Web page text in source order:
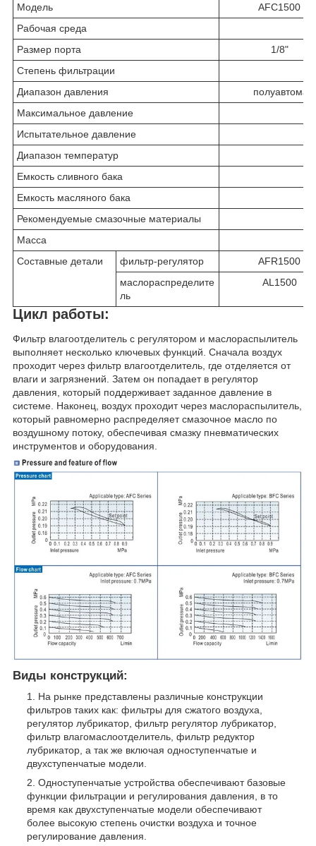
Модель
AFC1500
Рабочая среда
Размер порта
1/8"
Степень фильтрации
Диапазон давления
Максимальное давление
Испытательное давление
Диапазон температур
Емкость сливного бака
Емкость масляного бака
Рекомендуемые смазочные материалы
Масса
Составные детали
фильтр-регулятор
AFR1500
маслораспределите
ль
AL1500
Цикл работы:
Фильтр влагоотделитель с регулятором и маслораспылитель
выполняет несколько ключевых функций. Сначала воздух
проходит через фильтр влагоотделитель, где отделяется от
влаги и загрязнений. Затем он попадает в регулятор
давления, который поддерживает заданное давление в
системе. Наконец, воздух проходит через маслораспылитель,
который равномерно распределяет смазочное масло по
воздушному потоку, обеспечивая смазку пневматических
инструментов и оборудования.
Виды конструкций:
На рынке представлены различные конструкции
фильтров таких как: фильтры для сжатого воздуха,
регулятор лубрикатор, фильтр регулятор лубрикатор,
фильтр влагомаслоотделитель, фильтр редуктор
лубрикатор, а так же включая одноступенчатые и
двухступенчатые модели.
Одноступенчатые устройства обеспечивают базовые
функции фильтрации и регулирования давления, в то
время как двухступенчатые модели обеспечивают
более высокую степень очистки воздуха и точное
регулирование давления.